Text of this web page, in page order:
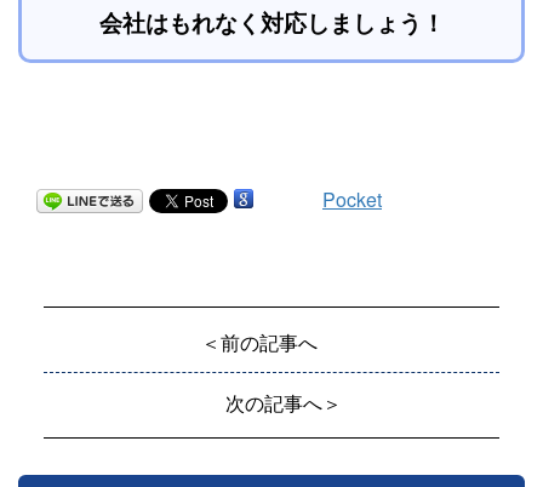
会社はもれなく対応しましょう！
Pocket
＜前の記事へ
次の記事へ＞